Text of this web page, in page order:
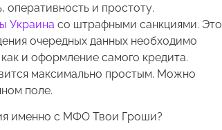
оперативность и простоту.
Украина со штрафными санкциями. Это
очередных данных необходимо
и оформление самого кредита.
максимально простым. Можно
поле.
именно с МФО Твои Гроши?